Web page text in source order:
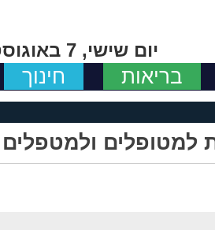
יום שישי, 7 באוגוסט 2026
בריאות חינוך
למטופלים